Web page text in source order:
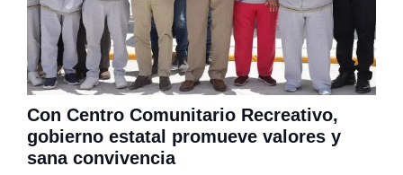
Con Centro Comunitario Recreativo,
gobierno estatal promueve valores y
sana convivencia